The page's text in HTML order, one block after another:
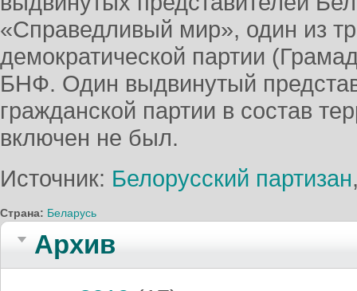
«Справедливый мир», один из
демократической партии
БНФ. Один выдвинутый
гражданской партии в состав
включен не был.
Источник: Белорусский партизан
Страна: Беларусь
Архив